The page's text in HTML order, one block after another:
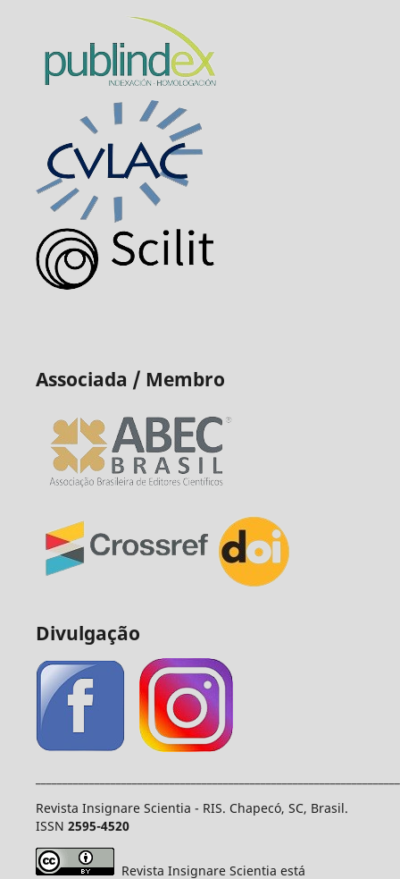
Associada / Membro
Divulgação
Revista Insignare Scientia - RIS. Chapecó, SC, Brasil.
ISSN 2595-4520
Revista Insignare Scientia está